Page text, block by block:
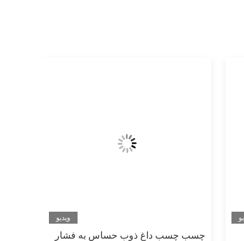
ویدیو
چسب چسب داغ ذوب حساس به فشار